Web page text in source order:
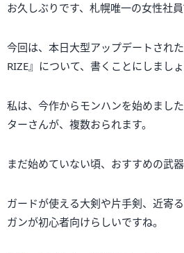
お久しぶりです、札幌唯一の女性社員
今回は、本日大型アップデートされ
RIZE』について、書くことにしましょ
私は、今作からモンハンを始めまし
ターさんが、複数おられます。
まだ始めていない頃、おすすめの武
ガードが使える大剣や片手剣、近寄
ガンが初心者向けらしいですね。